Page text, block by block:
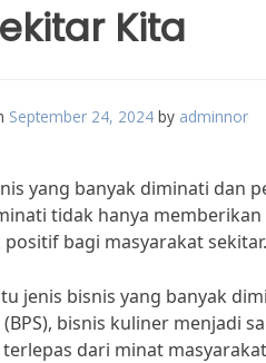
Kita
September 24, 2024 by adminnor
yang banyak diminati dan
tidak hanya
positif bagi masyarakat sekitar.
jenis bisnis yang banyak
bisnis kuliner menjadi
dari minat